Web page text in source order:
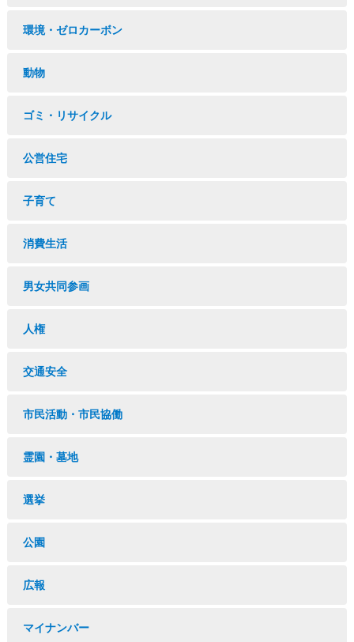
環境・ゼロカーボン
動物
ゴミ・リサイクル
公営住宅
子育て
消費生活
男女共同参画
人権
交通安全
市民活動・市民協働
霊園・墓地
選挙
公園
広報
マイナンバー